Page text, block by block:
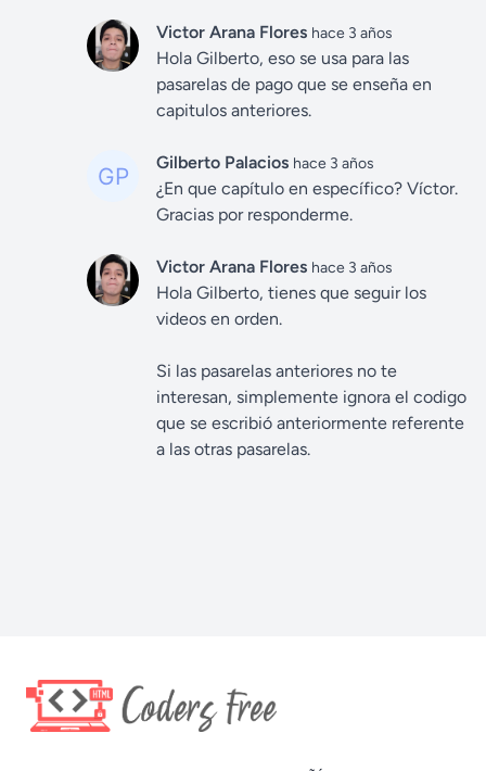
Victor Arana Flores hace 3 años
Hola Gilberto, eso se usa para las
pasarelas de pago que se enseña en
capitulos anteriores.
Gilberto Palacios hace 3 años
¿En que capítulo en específico? Víctor.
Gracias por responderme.
Victor Arana Flores hace 3 años
Hola Gilberto, tienes que seguir los
videos en orden.
Si las pasarelas anteriores no te
interesan, simplemente ignora el codigo
que se escribió anteriormente referente
a las otras pasarelas.